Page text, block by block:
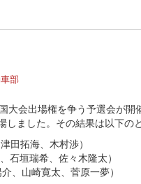
部
大会出場権を争う予選会が開
しました。その結果は以下の
田拓海、木村渉）
石垣瑞希、佐々木隆太）
、山崎寛太、菅原一夢）